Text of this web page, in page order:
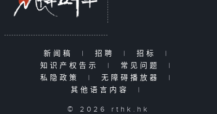
新闻稿 | 招聘 | 招标
|
知识产权告示
| 常见问题
|
私隐政策
| 无障碍播放器
|
其他语言内容
|
© 2026 rthk.hk